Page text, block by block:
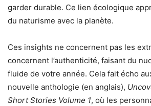
garder durable. Ce lien écologique
du naturisme avec la planète.
Ces insights ne concernent pas les
concernent l’authenticité, faisant du
fluide de votre année. Cela fait écho
nouvelle anthologie (en anglais),
Short Stories Volume 1, où les